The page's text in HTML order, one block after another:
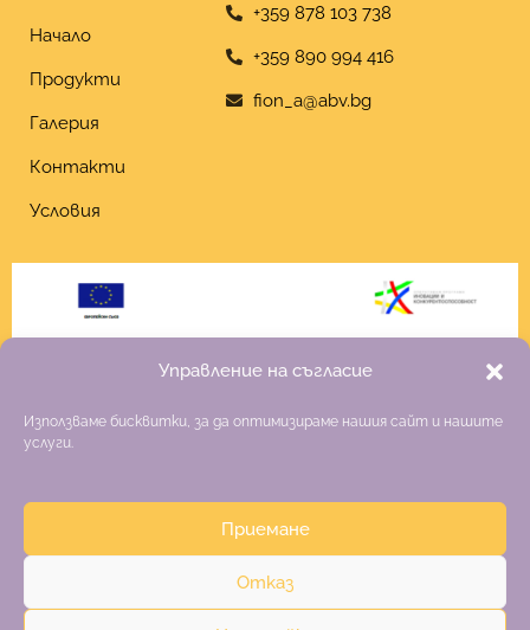
Управление на съгласие
Използваме бисквитки, за да оптимизираме нашия сайт и нашите
услуги.
Приемане
Отказ
Начало
Продукти
Галерия
Контакти
Условия
+359 878 103 738
+359 890 994 416
fion_a@abv.bg
Copyright 2026 Fiona
Изработка на онлайн магазин–websitebuilderbg.eu